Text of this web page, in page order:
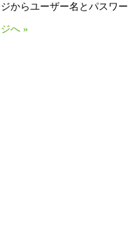
からユーザー名とパスワ
へ »